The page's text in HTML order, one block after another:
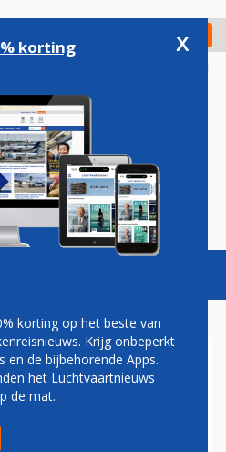
Check in
Vacatures
KOOPT 40
VOOR
korting x
korting op het beste van
Krijg onbeperkt
de bijbehorende Apps.
het Luchtvaartnieuws
de mat.